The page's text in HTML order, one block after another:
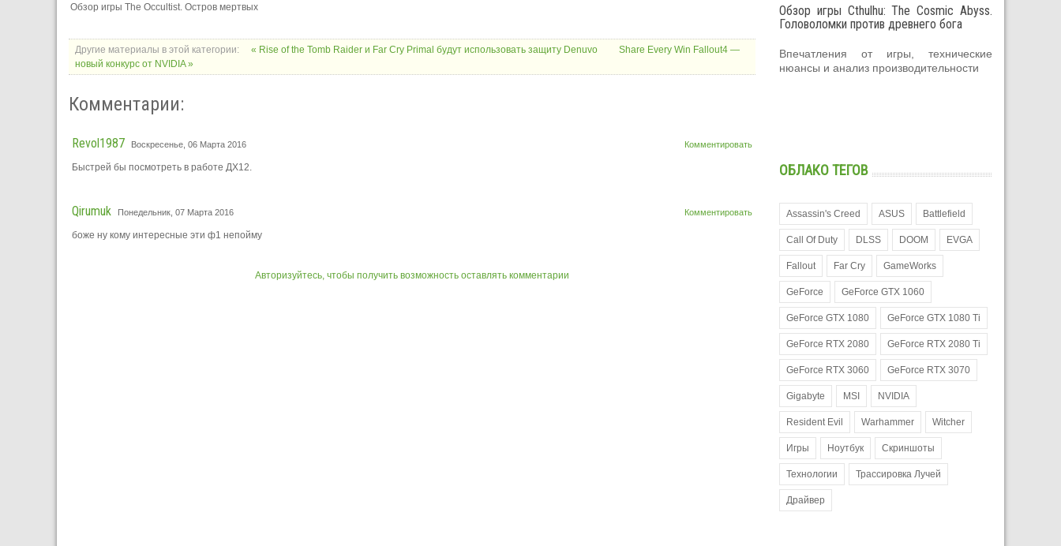
Обзор игры The Occultist. Остров мертвых
Другие материалы в этой категории: « Rise of the Tomb Raider и Far Cry Primal будут использовать защиту Denuvo
Share Every Win Fallout4 —
новый конкурс от NVIDIA »
Комментарии:
Комментировать
Revol1987 Воскресенье, 06 Марта 2016
Быстрей бы посмотреть в работе ДХ12.
Комментировать
Qirumuk Понедельник, 07 Марта 2016
боже ну кому интересные эти ф1 непойму
Авторизуйтесь, чтобы получить возможность оставлять комментарии
Обзор игры Cthulhu: The Cosmic Abyss.
Головоломки против древнего бога
Впечатления от игры, технические
нюансы и анализ производительности
ОБЛАКО ТЕГОВ
Assassin's Creed ASUS Battlefield
Call Of Duty DLSS DOOM EVGA
Fallout Far Cry GameWorks
GeForce GeForce GTX 1060
GeForce GTX 1080 GeForce GTX 1080 Ti
GeForce RTX 2080 GeForce RTX 2080 Ti
GeForce RTX 3060 GeForce RTX 3070
Gigabyte MSI NVIDIA
Resident Evil Warhammer Witcher
Игры Ноутбук Скриншоты
Технологии Трассировка Лучей
Драйвер